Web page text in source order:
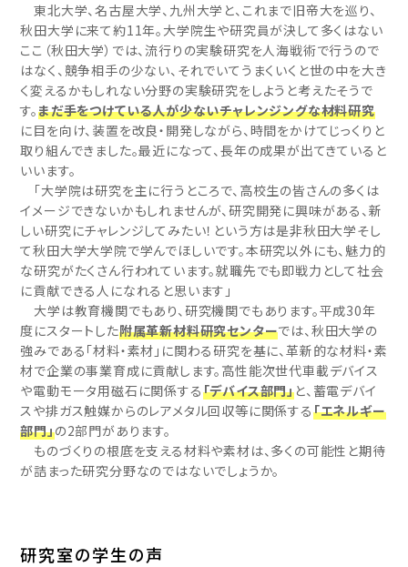
東北大学、名古屋大学、九州大学と、これまで旧帝大を巡り、
秋田大学に来て約11年。大学院生や研究員が決して多くはない
ここ（秋田大学）では、流行りの実験研究を人海戦術で行うので
はなく、競争相手の少ない、それでいてうまくいくと世の中を大き
く変えるかもしれない分野の実験研究をしようと考えたそうで
す。まだ手をつけている人が少ないチャレンジングな材料研究
に目を向け、装置を改良・開発しながら、時間をかけてじっくりと
取り組んできました。最近になって、長年の成果が出てきていると
いいます。
「大学院は研究を主に行うところで、高校生の皆さんの多くは
イメージできないかもしれませんが、研究開発に興味がある、新
しい研究にチャレンジしてみたい！という方は是非秋田大学そし
て秋田大学大学院で学んでほしいです。本研究以外にも、魅力的
な研究がたくさん行われています。就職先でも即戦力として社会
に貢献できる人になれると思います」
大学は教育機関でもあり、研究機関でもあります。平成30年
度にスタートした附属革新材料研究センターでは、秋田大学の
強みである「材料・素材」に関わる研究を基に、革新的な材料・素
材で企業の事業育成に貢献します。高性能次世代車載デバイス
や電動モータ用磁石に関係する「デバイス部門」と、蓄電デバイ
スや排ガス触媒からのレアメタル回収等に関係する「エネルギー
部門」の2部門があります。
ものづくりの根底を支える材料や素材は、多くの可能性と期待
が詰まった研究分野なのではないでしょうか。
研究室の学生の声